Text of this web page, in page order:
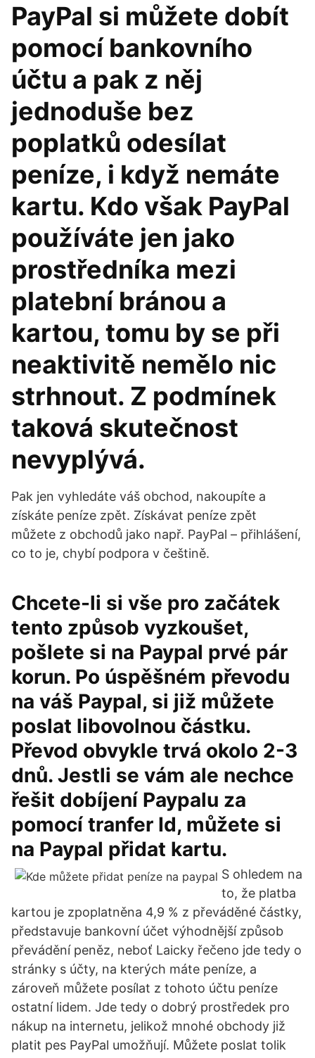
PayPal si můžete dobít
pomocí bankovního
účtu a pak z něj
jednoduše bez
poplatků odesílat
peníze, i když nemáte
kartu. Kdo však PayPal
používáte jen jako
prostředníka mezi
platební bránou a
kartou, tomu by se při
neaktivitě nemělo nic
strhnout. Z podmínek
taková skutečnost
nevyplývá.
Pak jen vyhledáte váš obchod, nakoupíte a
získáte peníze zpět. Získávat peníze zpět
můžete z obchodů jako např. PayPal – přihlášení,
co to je, chybí podpora v češtině.
Chcete-li si vše pro začátek
tento způsob vyzkoušet,
pošlete si na Paypal prvé pár
korun. Po úspěšném převodu
na váš Paypal, si již můžete
poslat libovolnou částku.
Převod obvykle trvá okolo 2-3
dnů. Jestli se vám ale nechce
řešit dobíjení Paypalu za
pomocí tranfer Id, můžete si
na Paypal přidat kartu.
S ohledem na
to, že platba
kartou je zpoplatněna 4,9 % z převáděné částky,
představuje bankovní účet výhodnější způsob
převádění peněz, neboť Laicky řečeno jde tedy o
stránky s účty, na kterých máte peníze, a
zároveň můžete posílat z tohoto účtu peníze
ostatní lidem. Jde tedy o dobrý prostředek pro
nákup na internetu, jelikož mnohé obchody již
platit pes PayPal umožňují. Můžete poslat tolik